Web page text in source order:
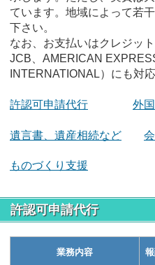
ています。地域によって若
下さい。
なお、お支払いはクレジッ
JCB、AMERICAN
INTERNATIONAL）にも対
許認可申請代行 外
遺言書、遺産相続など
ものづくり支援
許認可申請代行
業務内容